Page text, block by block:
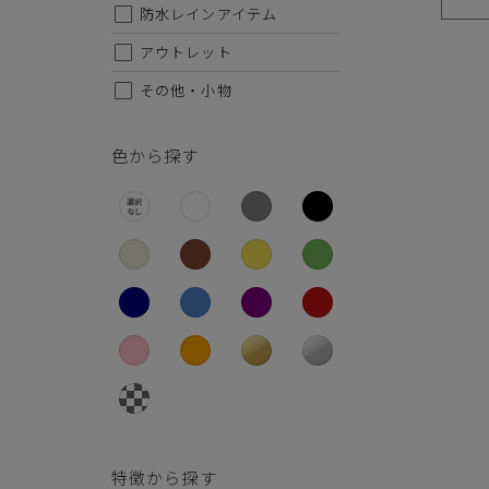
防水レインアイテム
アウトレット
その他・小物
色から探す
特徴から探す
26.5cm